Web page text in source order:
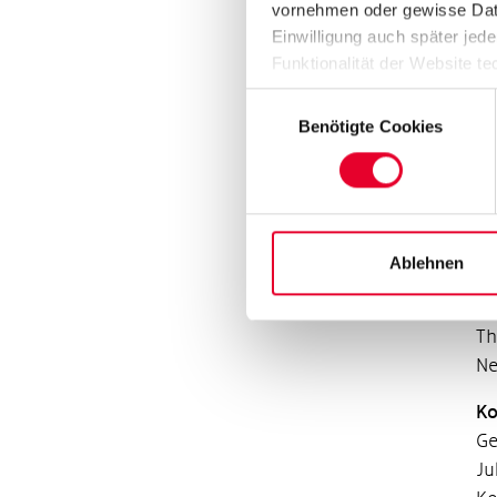
vornehmen oder gewisse
Einwilligung auch später
Funktionalität der Website
Datenschutzhinweisen („
Benötigte Cookies
Ablehnen